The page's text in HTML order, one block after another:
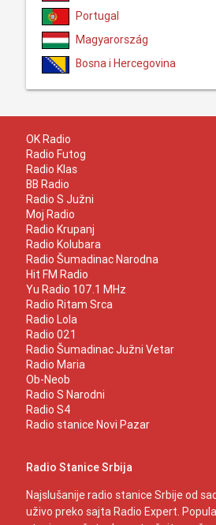
Portugal
Magyarország
Bosna i Hercegovina
OK Radio
Radio Futog
Radio Klas
BB Radio
Radio S Južni
Moj Radio
Radio Krupanj
Radio Kolubara
Radio Šumadinac Narodna
Hit FM Radio
Yu Radio 107.1 MHz
Radio Ritam Srca
Radio Lola
Radio 021
Radio Šumadinac Južni Vetar
Radio Maria
Ob-Neob
Radio S Narodni
Radio S4
Radio stanice Novi Pazar
Radio Stanice Srbija
Najslušanije radio stanice Srbije od
uživo preko sajta Radio Expert.